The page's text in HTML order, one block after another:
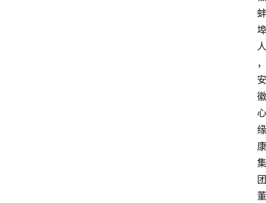
蚌
埠
人
，
安
徽
心
缘
康
集
团
董